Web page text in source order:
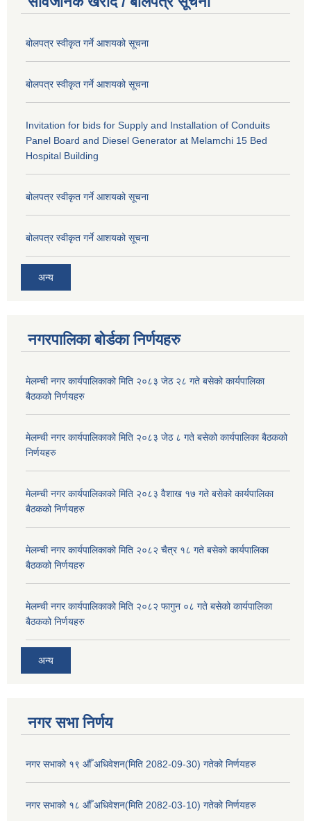
बोलपत्र स्वीकृत गर्ने आशयको सूचना
बोलपत्र स्वीकृत गर्ने आशयको सूचना
Invitation for bids for Supply and Installation of Conduits
Panel Board and Diesel Generator at Melamchi 15 Bed
Hospital Building
बोलपत्र स्वीकृत गर्ने आशयको सूचना
बोलपत्र स्वीकृत गर्ने आशयको सूचना
अन्य
नगरपालिका बोर्डका निर्णयहरु
मेलम्ची नगर कार्यपालिकाको मिति २०८३ जेठ २८ गते बसेको कार्यपालिका
बैठकको निर्णयहरु
मेलम्ची नगर कार्यपालिकाको मिति २०८३ जेठ ८ गते बसेको कार्यपालिका बैठकको
निर्णयहरु
मेलम्ची नगर कार्यपालिकाको मिति २०८३ वैशाख १७ गते बसेको कार्यपालिका
बैठकको निर्णयहरु
मेलम्ची नगर कार्यपालिकाको मिति २०८२ चैत्र १८ गते बसेको कार्यपालिका
बैठकको निर्णयहरु
मेलम्ची नगर कार्यपालिकाको मिति २०८२ फागुन ०८ गते बसेको कार्यपालिका
बैठकको निर्णयहरु
अन्य
नगर सभा निर्णय
नगर सभाको १९ औँ अधिवेशन(मिति 2082-09-30) गतेको निर्णयहरु
नगर सभाको १८ औँ अधिवेशन(मिति 2082-03-10) गतेको निर्णयहरु